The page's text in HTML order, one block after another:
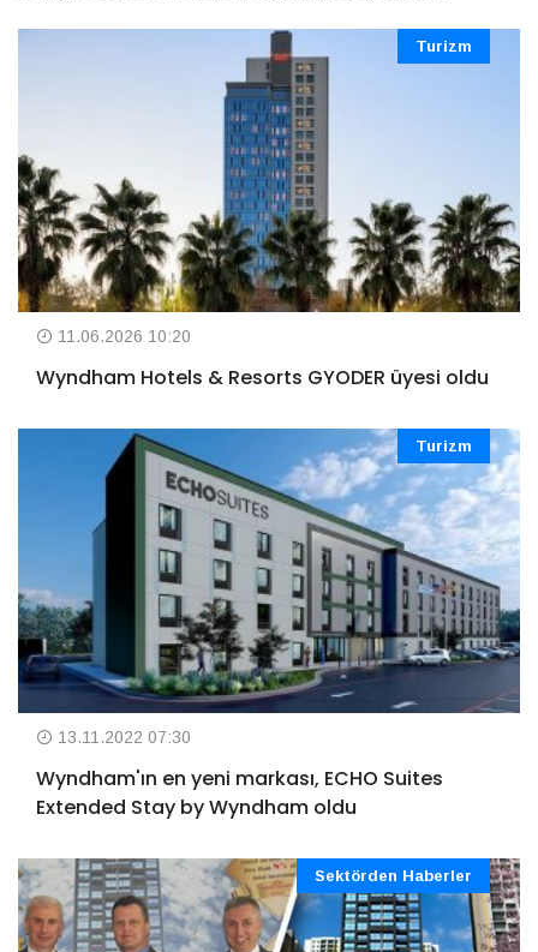
Turizm
11.06.2026 10:20
Wyndham Hotels & Resorts GYODER üyesi oldu
Turizm
13.11.2022 07:30
Wyndham'ın en yeni markası, ECHO Suites
Extended Stay by Wyndham oldu
Sektörden Haberler